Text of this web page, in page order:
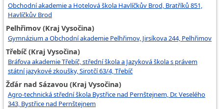
Obchodní akademie a Hotelová škola Havlíčkův Brod, Bratříků 851,
Havlíčkův Brod
Pelhřimov (Kraj Vysočina)
Gymnázium a Obchodní akademie Pelhřimov, Jirsíkova 244, Pelhřimov
Třebíč (Kraj Vysočina)
Bráfova akademie Třebíč, střední škola a Jazyková škola s právem
státní jazykové zkoušky, Sirotčí 63/4, Třebíč
Žďár nad Sázavou (Kraj Vysočina)
Agro-technická střední škola Bystřice nad Pernštejnem, Dr. Veselého
343, Bystřice nad Pernštejnem